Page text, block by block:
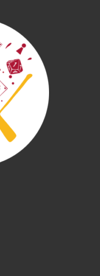
basée sur
Même pour une carte
les joueurs
la marque de
carte pour savoir
d’attente doit
les nouvelles
tournoi. Cette
semaines après
les cartes
légale la plus
lorsqu’une
introduite.
sur place !